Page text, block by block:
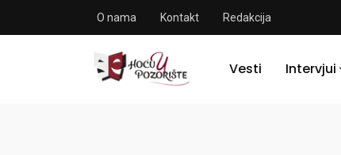
O nama Kontakt Redakcija
Vesti Intervjui